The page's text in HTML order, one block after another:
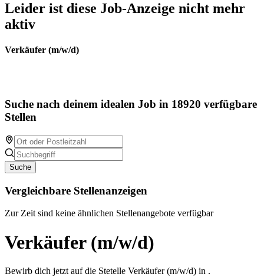
Leider ist diese Job-Anzeige nicht mehr
aktiv
Verkäufer (m/w/d)
Suche nach deinem idealen Job in 18920 verfügbare
Stellen
Suche
Vergleichbare Stellenanzeigen
Zur Zeit sind keine ähnlichen Stellenangebote verfügbar
Verkäufer (m/w/d)
Bewirb dich jetzt auf die Stetelle Verkäufer (m/w/d) in .